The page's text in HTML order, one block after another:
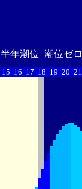
半年潮位 潮位ゼロ
15 16 17 18 19 20 21